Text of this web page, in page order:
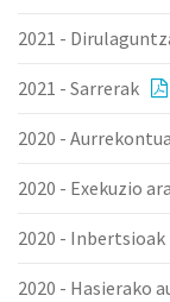
2021 -
2021 - Sarrerak
2020 -
2020 - Exekuzio
2020 - Inbertsioak
2020 - Hasierako